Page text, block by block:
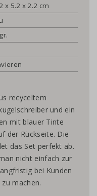
x 5.2 x 2.2 cm
recyceltem
und ein
mit blauer Tinte
der Rückseite. Die
das Set perfekt ab.
nicht einfach zur
bei Kunden
machen.